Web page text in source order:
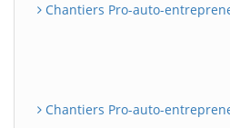
Chantiers Pro-auto-
Chantiers Pro-auto-